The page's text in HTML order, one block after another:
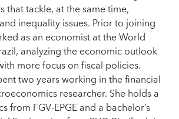
that tackle, at the same time,
inequality issues. Prior to joining
as an economist at the World
analyzing the economic outlook
more focus on fiscal policies.
two years working in the financial
researcher. She holds a
from FGV-EPGE and a bachelor’s